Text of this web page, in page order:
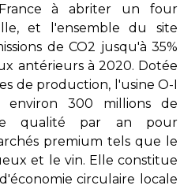
à abriter un four
et l'ensemble du site
de CO2 jusqu'à 35%
antérieurs à 2020. Dotée
de production, l'usine O-I
environ 300 millions de
qualité par an pour
premium tels que le
et le vin. Elle constitue
circulaire locale